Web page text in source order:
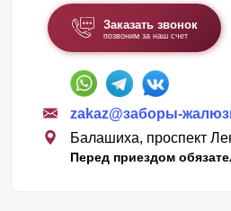
Заказать звонок
позвоним за наш счет
zakaz@заборы-
Балашиха, проспект
Перед приездом